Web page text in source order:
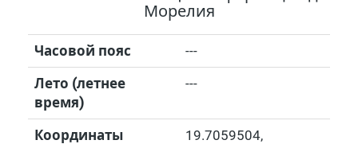
Морелия
Часовой пояс ---
Лето (летнее
время)
---
Координаты 19.7059504,